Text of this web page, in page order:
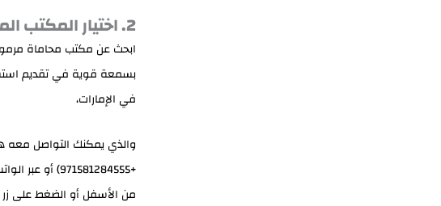
2. اختيار المكتب المناسب
ابحث عن مكتب محاماة
بسمعة قوية في تقديم
في الإمارات،
من الأسفل أو الضغط على